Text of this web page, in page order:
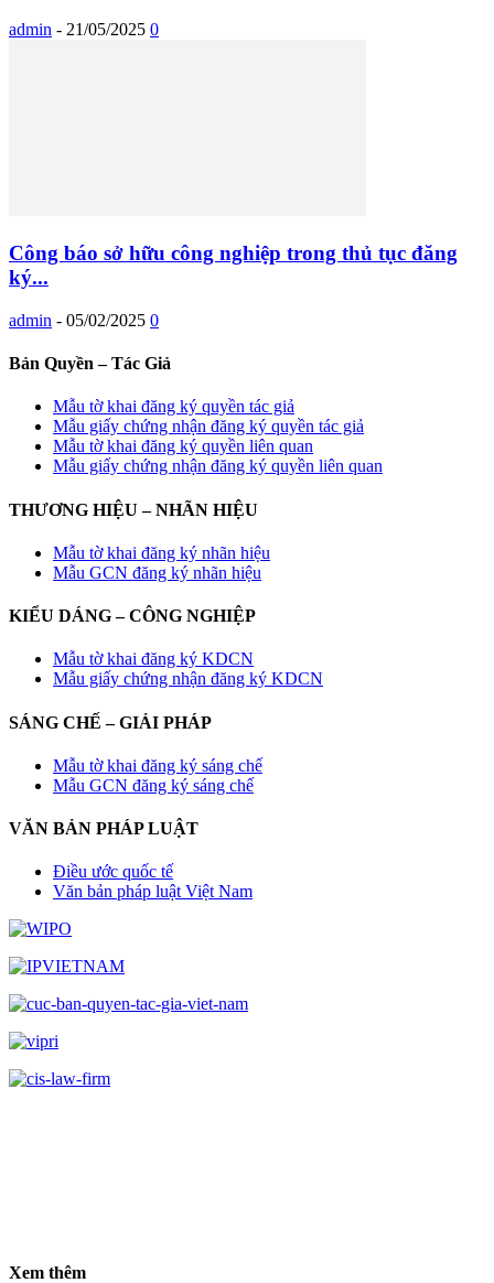
admin - 21/05/2025 0
Công báo sở hữu công nghiệp trong thủ tục đăng
ký...
admin - 05/02/2025 0
Bản Quyền – Tác Giả
Mẫu tờ khai đăng ký quyền tác giả
Mẫu giấy chứng nhận đăng ký quyền tác giả
Mẫu tờ khai đăng ký quyền liên quan
Mẫu giấy chứng nhận đăng ký quyền liên quan
THƯƠNG HIỆU – NHÃN HIỆU
Mẫu tờ khai đăng ký nhãn hiệu
Mẫu GCN đăng ký nhãn hiệu
KIỂU DÁNG – CÔNG NGHIỆP
Mẫu tờ khai đăng ký KDCN
Mẫu giấy chứng nhận đăng ký KDCN
SÁNG CHẾ – GIẢI PHÁP
Mẫu tờ khai đăng ký sáng chế
Mẫu GCN đăng ký sáng chế
VĂN BẢN PHÁP LUẬT
Điều ước quốc tế
Văn bản pháp luật Việt Nam
Xem thêm